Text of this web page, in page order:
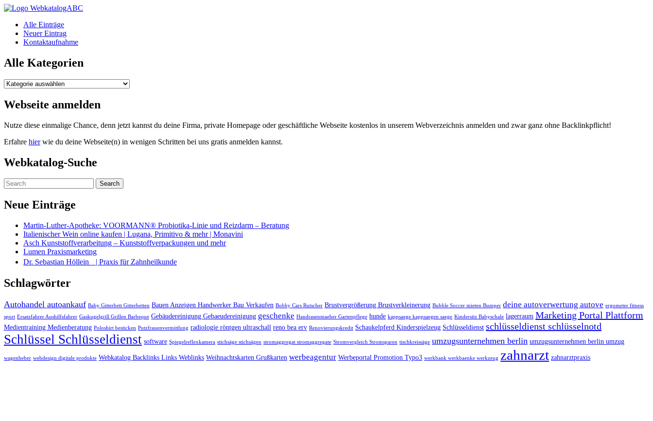
WebkatalogABC
Alle Einträge
Neuer Eintrag
Kontaktaufnahme
Alle Kategorien
Alle
Webseite anmelden
Nutze diese einmalige Chance, denn jetzt kannst du deine Firma, private Homepage oder geschäftliche Webseite kostenlos in unserem Webverzeichnis anmelden und zwar ganz ohne Backlinkpflicht!
Erfahre hierwie du deine Webseite(n) in wenigen Schritten bei uns gratis anmelden kannst.
Webkatalog-Suche
Neue Einträge
Martin-Luther-Apotheke: VOORMANN® Probiotika-Linie und Reizdarm – Beratung
Italienischer Wein online kaufen | Lugana, Primitivo & mehr | Monavini
Asch Kunststoffverarbeitung – Kunststoffverpackungen und mehr
Lumen Praxismarketing
Dr. Sebastian Höllein | Praxis für Zahnheilkunde
Schlagwörter
Autohandel autoankauf Baby Gitterbett Gitterbetten Bauen Anzeigen Handwerker Bau Verkaufen Bobby Cars Rutscher Brustvergrößerung Brustverkleinerung Bubble Soccer mieten Bumper deine autoverwertung autove ergometer fitness
sport Ersatzfahrer Aushilfsfahrer Gaskugelgrill Grillen Barbeque Gebäudereinigung Gebaeudereinigung geschenke Handrasenmaeher Gartenpflege hunde kappsaege kappsaegen saege Kindersitz Babyschale lagerraum Marketing Portal Plattform
Medientraining Medienberatung Poloshirt besticken Putzfrauenvermittlung radiologie röntgen ultraschall reno bea erv Renovierungskredit Schaukelpferd Kinderspielzeug Schlüsseldienst schlüsseldienst schlüsselnotd
Schlüssel Schlüsseldienst software Spiegelreflexkamera stichsäge stichsägen stromaggregat stromaggregate Stromvergleich Stromsparen tischkreissäge umzugsunternehmen berlin umzugsunternehmen berlin umzug
wagenheber webdesign digitale produkte Webkatalog Backlinks Links Weblinks Weihnachtskarten Grußkarten werbeagentur Werbeportal Promotion Typo3 werkbank werkbaenke werkzeug zahnarzt zahnarztpraxis